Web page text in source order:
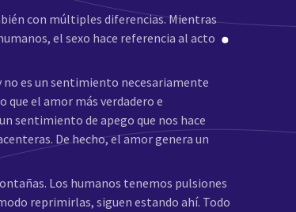
con múltiples diferencias. Mientras
el sexo hace referencia al acto
es un sentimiento necesariamente
que el amor más verdadero e
sentimiento de apego que nos hace
De hecho, el amor genera un
Los humanos tenemos pulsiones
reprimirlas, siguen estando ahí. Todo